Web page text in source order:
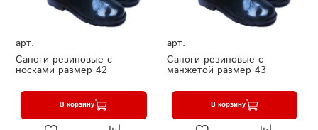
арт.
Сапоги резиновые с
носками размер 42
В корзину
арт.
Сапоги резиновые с
манжетой размер 43
В корзину